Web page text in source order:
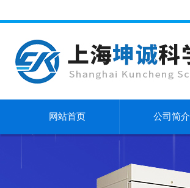
网站首页 公司简介